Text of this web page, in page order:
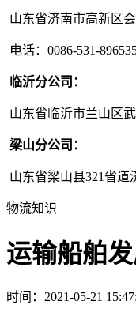
山东省济南市高新区
电话：0086-531-
临沂分公司：
山东省临沂市兰山区
梁山分公司：
山东省梁山县321省道
物流知识
运输船舶发
时间：2021-05-21